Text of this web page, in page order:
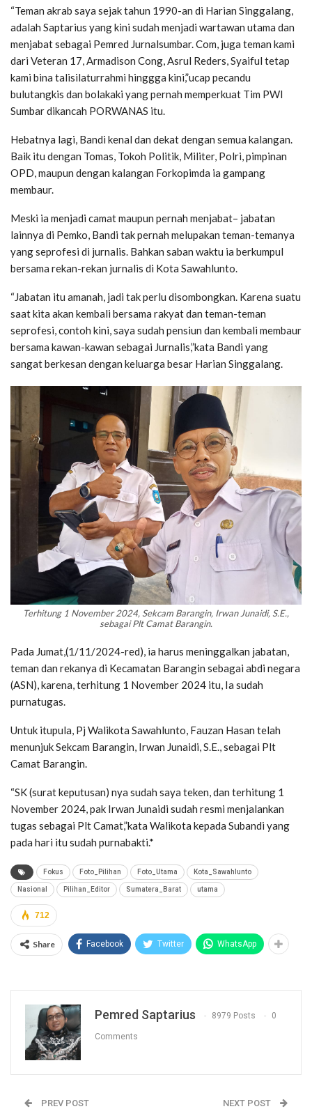
“Teman akrab saya sejak tahun 1990-an di Harian Singgalang,
adalah Saptarius yang kini sudah menjadi wartawan utama dan
menjabat sebagai Pemred Jurnalsumbar. Com, juga teman kami
dari Veteran 17, Armadison Cong, Asrul Reders, Syaiful tetap
kami bina talisilaturrahmi hinggga kini,”ucap pecandu
bulutangkis dan bolakaki yang pernah memperkuat Tim PWI
Sumbar dikancah PORWANAS itu.
Hebatnya lagi, Bandi kenal dan dekat dengan semua kalangan.
Baik itu dengan Tomas, Tokoh Politik, Militer, Polri, pimpinan
OPD, maupun dengan kalangan Forkopimda ia gampang
membaur.
Meski ia menjadi camat maupun pernah menjabat– jabatan
lainnya di Pemko, Bandi tak pernah melupakan teman-temanya
yang seprofesi di jurnalis. Bahkan saban waktu ia berkumpul
bersama rekan-rekan jurnalis di Kota Sawahlunto.
“Jabatan itu amanah, jadi tak perlu disombongkan. Karena suatu
saat kita akan kembali bersama rakyat dan teman-teman
seprofesi, contoh kini, saya sudah pensiun dan kembali membaur
bersama kawan-kawan sebagai Jurnalis,”kata Bandi yang
sangat berkesan dengan keluarga besar Harian Singgalang.
Terhitung 1 November 2024, Sekcam Barangin, Irwan Junaidi, S.E.,
sebagai Plt Camat Barangin.
Pada Jumat,(1/11/2024-red), ia harus meninggalkan jabatan,
teman dan rekanya di Kecamatan Barangin sebagai abdi negara
(ASN), karena, terhitung 1 November 2024 itu, Ia sudah
purnatugas.
Untuk itupula, Pj Walikota Sawahlunto, Fauzan Hasan telah
menunjuk Sekcam Barangin, Irwan Junaidi, S.E., sebagai Plt
Camat Barangin.
“SK (surat keputusan) nya sudah saya teken, dan terhitung 1
November 2024, pak Irwan Junaidi sudah resmi menjalankan
tugas sebagai Plt Camat,”kata Walikota kepada Subandi yang
pada hari itu sudah purnabakti.*
Fokus Foto_Pilihan Foto_Utama Kota_Sawahlunto
Nasional Pilihan_Editor Sumatera_Barat utama
712
Share Facebook Twitter WhatsApp
Pemred Saptarius 8979 Posts 0
Comments
PREV POST NEXT POST